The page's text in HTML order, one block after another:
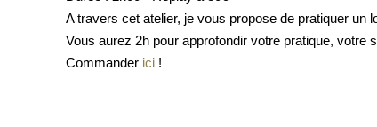
A travers cet atelier, je vous propose de pratiquer un
Vous aurez 2h pour approfondir votre pratique, votre
Commander ici !